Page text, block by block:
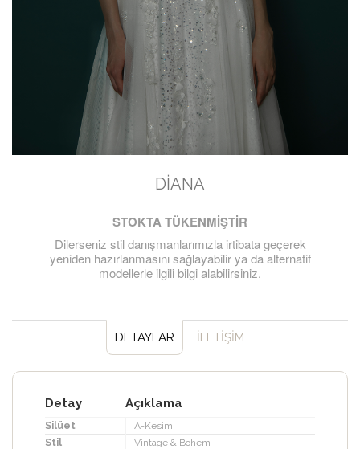
DIANA
STOKTA TÜKENMİŞTİR
Dilerseniz stil danışmanlarımızla irtibata geçerek
yeniden hazırlanmasını sağlayabilir ya da alternatif
modellerle ilgili bilgi alabilirsiniz.
DETAYLAR İLETİŞİM
Detay Açıklama
Silüet
A-Kesim
Stil
Vintage & Bohem